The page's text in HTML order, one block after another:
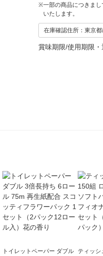
※一部の商品につきま
いたします。
在庫確認住所：東京
賞味期限/使用期限
トイレットペーパー ダブル
ティッシ